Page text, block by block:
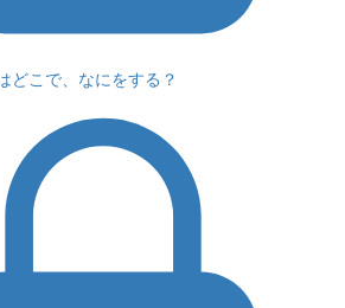
どこで、なにをする？